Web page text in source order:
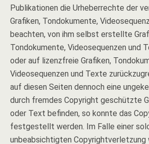
Publikationen die Urheberrechte der
Grafiken, Tondokumente,
beachten, von ihm selbst erstellte
Tondokumente, Videosequenzen und
oder auf lizenzfreie Grafiken,
Videosequenzen und Texte
auf diesen Seiten dennoch eine
durch fremdes Copyright geschützte
oder Text befinden, so konnte das
festgestellt werden. Im Falle einer
unbeabsichtigten Copyrightverletzung